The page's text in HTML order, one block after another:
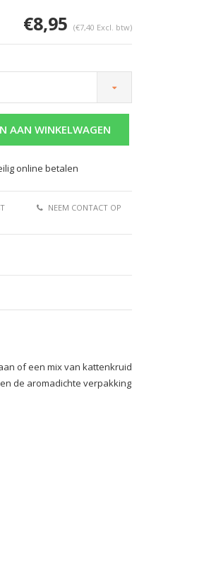
€8,95 (€7,40 Excl. btw)
AAN WINKELWAGEN
online betalen
NEEM CONTACT OP
of een mix van kattenkruid
de aromadichte verpakking